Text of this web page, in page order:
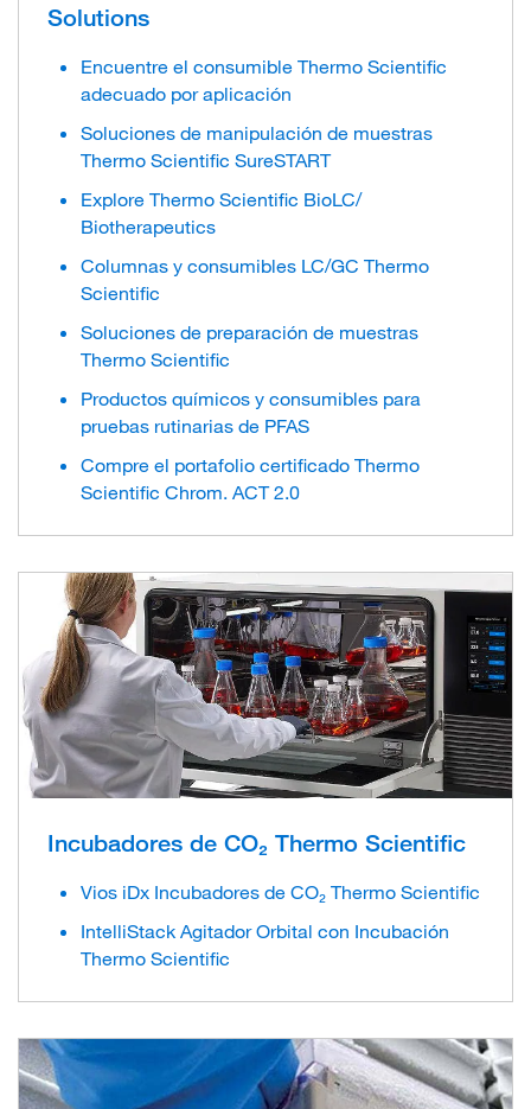
Solutions
Encuentre el consumible Thermo Scientific
adecuado por aplicación
Soluciones de manipulación de muestras
Thermo Scientific SureSTART
Explore Thermo Scientific BioLC/
Biotherapeutics
Columnas y consumibles LC/GC Thermo
Scientific
Soluciones de preparación de muestras
Thermo Scientific
Productos químicos y consumibles para
pruebas rutinarias de PFAS
Compre el portafolio certificado Thermo
Scientific Chrom. ACT 2.0
Incubadores de CO₂ Thermo Scientific
Vios iDx Incubadores de CO₂ Thermo Scientific
IntelliStack Agitador Orbital con Incubación
Thermo Scientific